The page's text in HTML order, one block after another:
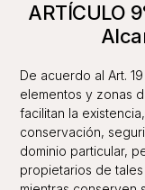
ARTÍCULO
De acuerdo al Art.
elementos y zonas
facilitan la
conservación,
dominio particular,
propietarios de